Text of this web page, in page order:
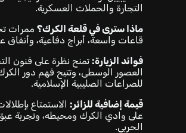
التجارة والحملات العسكرية.
ماذا سترى في قلعة الكرك؟ ممرات
قاعات واسعة، أبراج دفاعية، وأنفاق
فوائد الزيارة: تمنح نظرة على فنون
العصور الوسطى، وتتيح فهم دور
للصراعات الصليبية الإسلامية.
قيمة إضافية للزائر: الاستمتاع
على وادي الكرك ومحيطه، وتجربة عبق
الحربي.